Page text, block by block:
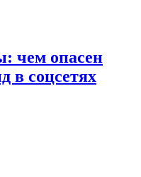
чем опасен
в соцсетях